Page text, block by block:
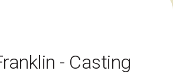
- Casting